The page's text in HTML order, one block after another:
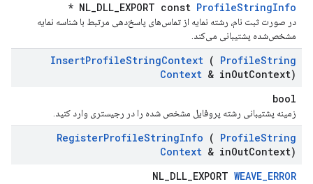
NL_DLL_EXPORT const ProfileStringInfo
*
در صورت ثبت نام، رشته نمایه از تماس‌های پاسخ‌دهی مرتبط با شناسه نمایه
مشخص‌شده پشتیبانی می‌کند.
InsertProfileStringContext ( ProfileString
Context & inOutContext)
bool
زمینه پشتیبانی رشته پروفایل مشخص شده را در رجیستری وارد کنید.
RegisterProfileStringInfo ( ProfileString
Context & inOutContext)
NL_DLL_EXPORT WEAVE_ERROR